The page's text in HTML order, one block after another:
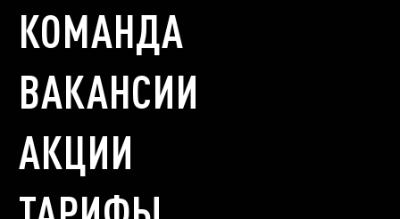
КОМАНДА
ВАКАНСИИ
АКЦИИ